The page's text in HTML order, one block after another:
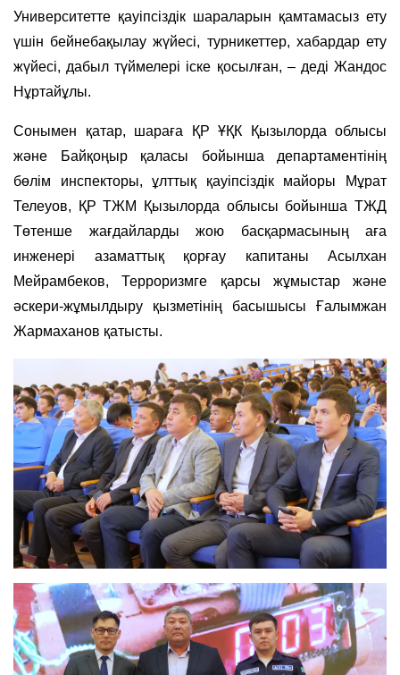
Университетте қауіпсіздік шараларын қамтамасыз ету
үшін бейнебақылау жүйесі, турникеттер, хабардар ету
жүйесі, дабыл түймелері іске қосылған, – деді Жандос
Нұртайұлы.
Сонымен қатар, шараға ҚР ҰҚК Қызылорда облысы
және Байқоңыр қаласы бойынша департаментінің
бөлім инспекторы, ұлттық қауіпсіздік майоры Мұрат
Телеуов, ҚР ТЖМ Қызылорда облысы бойынша ТЖД
Төтенше жағдайларды жою басқармасының аға
инженері азаматтық қорғау капитаны Асылхан
Мейрамбеков, Терроризмге қарсы жұмыстар және
әскери-жұмылдыру қызметінің басышысы Ғалымжан
Жармаханов қатысты.